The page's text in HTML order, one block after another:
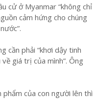
cử ở Myanmar “không chỉ
cảm hứng cho chúng
cần phải “khơi dậy tinh
giá trị của mình”. Ông
của con người lên thì